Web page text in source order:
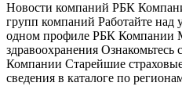
Новости компаний РБК
групп компаний Работайте над
одном профиле РБК Компании
здравоохранения
Компании Старейшие
сведения в каталоге по